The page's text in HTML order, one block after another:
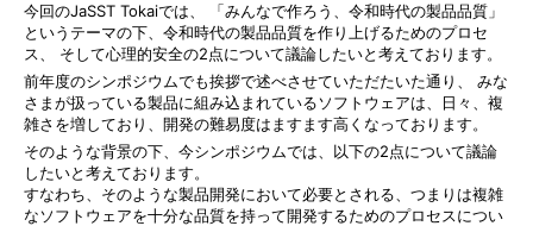
今回のJaSST Tokaiでは、 「みんなで作ろう、令和時代の製品品質」
というテーマの下、令和時代の製品品質を作り上げるためのプロセ
ス、 そして心理的安全の2点について議論したいと考えております。
前年度のシンポジウムでも挨拶で述べさせていただたいた通り、 みな
さまが扱っている製品に組み込まれているソフトウェアは、日々、複
雑さを増しており、開発の難易度はますます高くなっております。
そのような背景の下、今シンポジウムでは、以下の2点について議論
したいと考えております。
すなわち、そのような製品開発において必要とされる、つまりは複雑
なソフトウェアを十分な品質を持って開発するためのプロセスについ